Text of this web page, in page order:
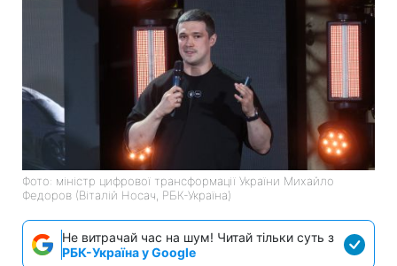
Фото: міністр цифрової трансформації України Михайло
Федоров (Віталій Носач, РБК-Україна)
Не витрачай час на шум! Читай тільки суть з
РБК-Україна у Google